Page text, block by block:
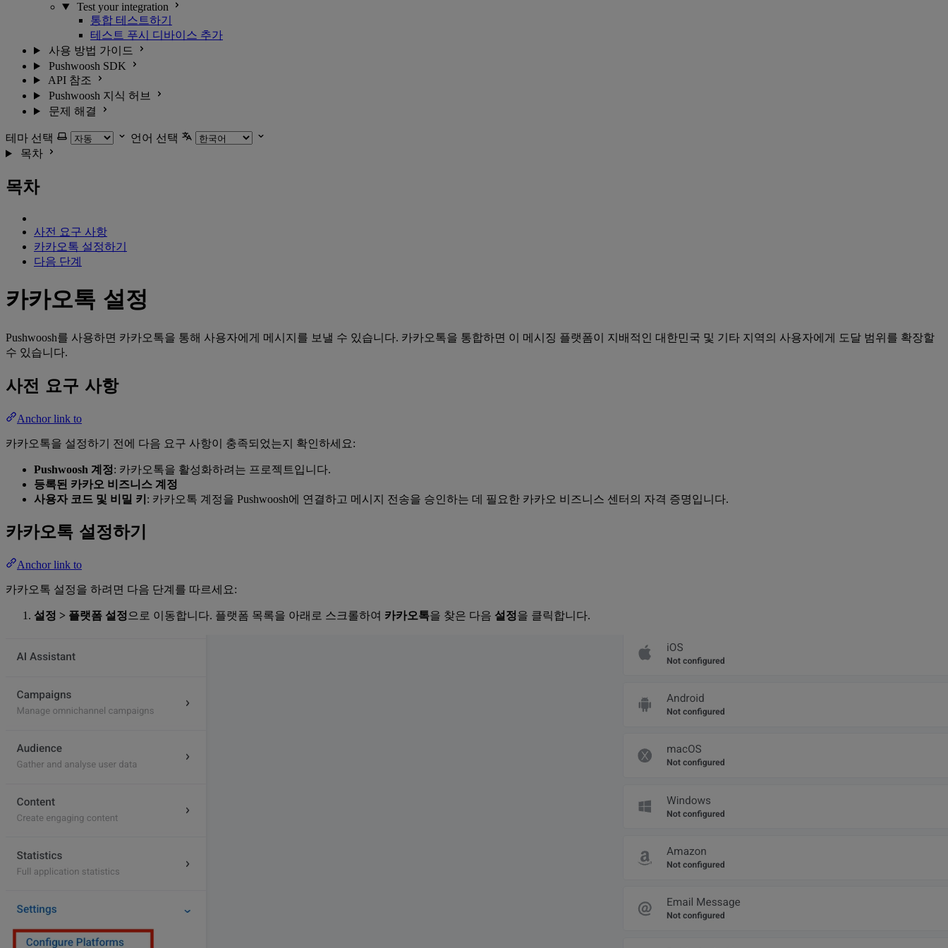
Test your integration
통합 테스트하기
테스트 푸시 디바이스 추가
사용 방법 가이드
Pushwoosh SDK
API 참조
Pushwoosh 지식 허브
문제 해결
테마 선택
언어 선택
목차
목차
사전 요구 사항
카카오톡 설정하기
다음 단계
카카오톡 설정
Pushwoosh를 사용하면 카카오톡을 통해 사용자에게 메시지를 보낼 수 있습니다. 카카오톡을 통합하면 이 메시징 플랫폼이 지배적인 대한민국 및 기타 지역의 사용자에게 도달 범위를 확장할
수 있습니다.
사전 요구 사항
Anchor link to
카카오톡을 설정하기 전에 다음 요구 사항이 충족되었는지 확인하세요:
Pushwoosh 계정: 카카오톡을 활성화하려는 프로젝트입니다.
등록된 카카오 비즈니스 계정
사용자 코드 및 비밀 키 : 카카오톡 계정을 Pushwoosh에 연결하고 메시지 전송을 승인하는 데 필요한 카카오 비즈니스 센터의 자격 증명입니다.
카카오톡 설정하기
Anchor link to
카카오톡 설정을 하려면 다음 단계를 따르세요:
설정 > 플랫폼 설정 으로 이동합니다. 플랫폼 목록을 아래로 스크롤하여 카카오톡을 찾은 다음 설정을 클릭합니다.